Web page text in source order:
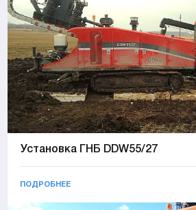
Установка ГНБ DDW55/27
ПОДРОБНЕЕ